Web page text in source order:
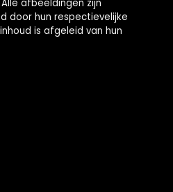
afbeeldingen zijn
door hun respectievelijke
is afgeleid van hun